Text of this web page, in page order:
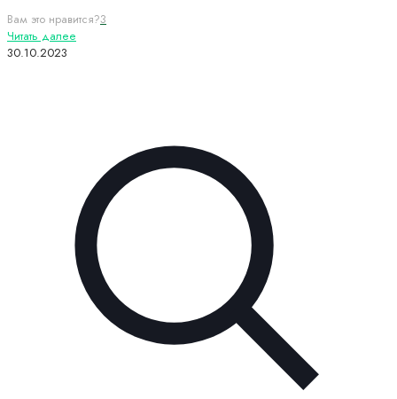
Вам это нравится?3
Читать далее
30.10.2023